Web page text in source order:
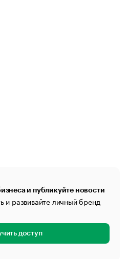
и публикуйте новости
и развивайте личный бренд
доступ